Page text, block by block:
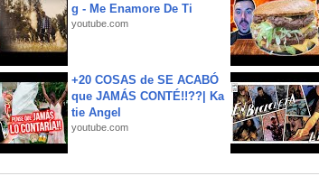
g - Me Enamore De Ti
youtube.com
+20 COSAS de SE ACABÓ
que JAMÁS CONTÉ!!??| Ka
tie Angel
youtube.com